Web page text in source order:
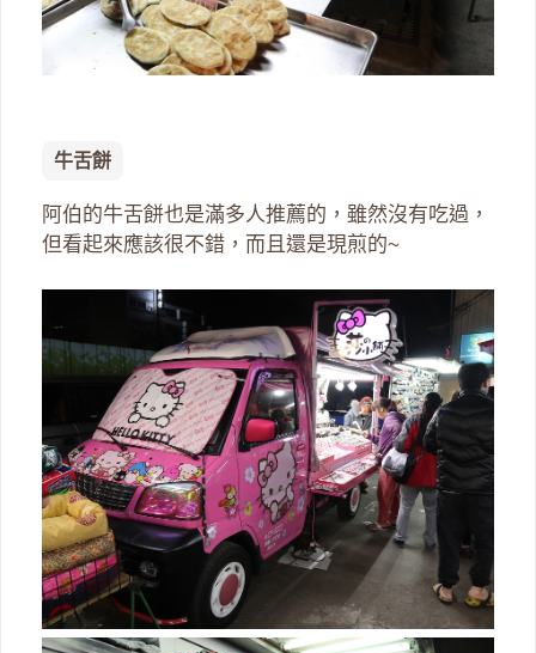
牛舌餅
阿伯的牛舌餅也是滿多人推薦的，雖然沒有吃過，
但看起來應該很不錯，而且還是現煎的~